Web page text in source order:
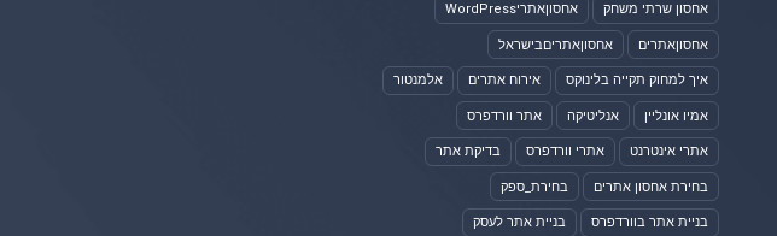
אחסון שרתי משחק אחסוןאתריWordPress
אחסוןאתרים אחסוןאתריםבישראל
איך למחוק תקייה בלינוקס אירוח אתרים אלמנטור
אמיו אונליין אנליטיקה אתר וורדפרס
אתרי אינטרנט אתרי וורדפרס בדיקת אתר
בחירת אחסון אתרים בחירת_ספק
בניית אתר בוורדפרס בניית אתר לעסק